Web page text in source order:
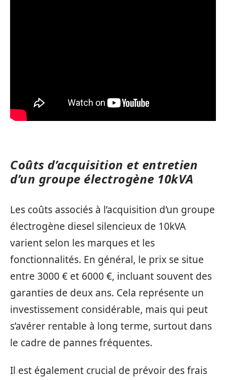
Coûts d’acquisition et entretien
d’un groupe électrogène 10kVA
Les coûts associés à l’acquisition d’un groupe
électrogène diesel silencieux de 10kVA
varient selon les marques et les
fonctionnalités. En général, le prix se situe
entre 3000 € et 6000 €, incluant souvent des
garanties de deux ans. Cela représente un
investissement considérable, mais qui peut
s’avérer rentable à long terme, surtout dans
le cadre de pannes fréquentes.
Il est également crucial de prévoir des frais